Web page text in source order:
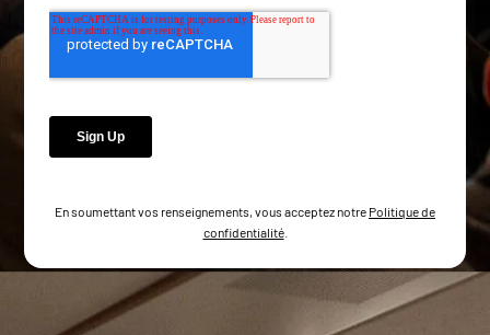
En soumettant vos renseignements, vous acceptez notre Politique de
confidentialité.